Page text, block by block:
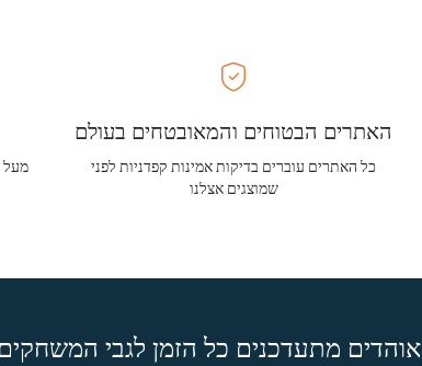
האתרים הבטוחים והמאובטחים בעולם
כל האתרים עוברים בדיקות אמינות קפדניות לפני
שמוצגים אצלנו
אוהדים מתעדכנים כל הזמן לגבי